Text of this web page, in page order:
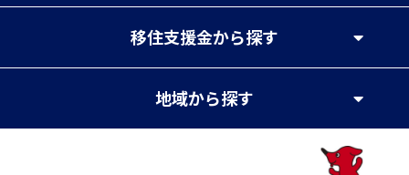
移住支援金から探す
地域から探す